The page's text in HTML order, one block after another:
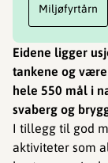
Eidene ligger
tankene og
hele 550 mål i
svaberg og
I tillegg til god
aktiviteter som
Miljøfyrtårn